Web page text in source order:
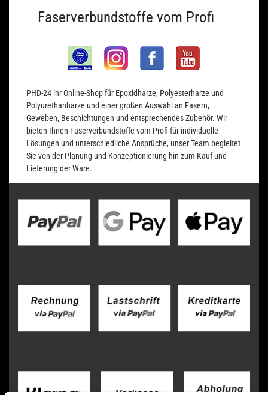
Faserverbundstoffe vom Profi
PHD-24 ihr Online-Shop für Epoxidharze, Polyesterharze und
Polyurethanharze und einer großen Auswahl an Fasern,
Geweben, Beschichtungen und entsprechendes Zubehör. Wir
bieten Ihnen Faserverbundstoffe vom Profi für individuelle
Lösungen und unterschiedliche Ansprüche, unser Team begleitet
Sie von der Planung und Konzeptionierung hin zum Kauf und
Lieferung der Ware.